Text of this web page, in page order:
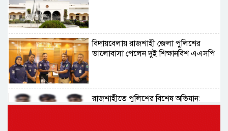
বিদায়বেলায় রাজশাহী জেলা পুলিশের
ভালোবাসা পেলেন দুই শিক্ষানবিশ এএসপি
রাজশাহীতে পুলিশের বিশেষ অভিযান: